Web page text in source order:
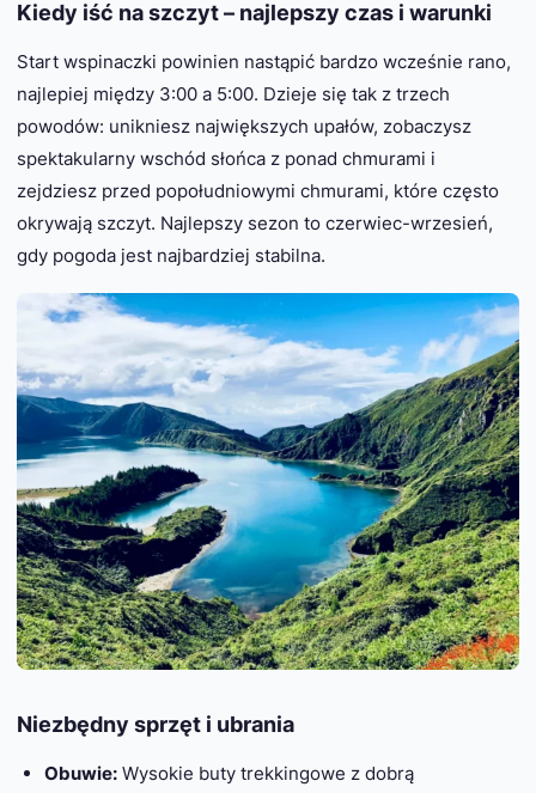
Kiedy iść na szczyt – najlepszy czas i warunki
Start wspinaczki powinien nastąpić bardzo wcześnie rano,
najlepiej między 3:00 a 5:00. Dzieje się tak z trzech
powodów: unikniesz największych upałów, zobaczysz
spektakularny wschód słońca z ponad chmurami i
zejdziesz przed popołudniowymi chmurami, które często
okrywają szczyt. Najlepszy sezon to czerwiec-wrzesień,
gdy pogoda jest najbardziej stabilna.
Niezbędny sprzęt i ubrania
Obuwie:Wysokie buty trekkingowe z dobrą